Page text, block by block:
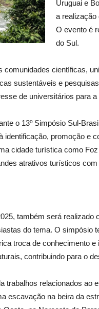
Uruguai e
a realização
O evento é
do Sul.
comunidades científicas,
sustentáveis e
de universitários para
o 13º Simpósio Sul-
identificação, promoção e
cidade turística como
atrativos turísticos
também será
do tema. O
troca de conhecimento
contribuindo para o
trabalhos relacionados ao
escavação na beira da